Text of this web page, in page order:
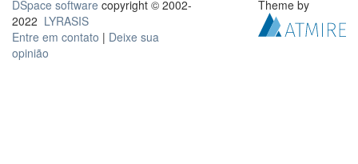
DSpace software copyright © 2002-
2022 LYRASIS
Entre em contato | Deixe sua
opinião
Theme by